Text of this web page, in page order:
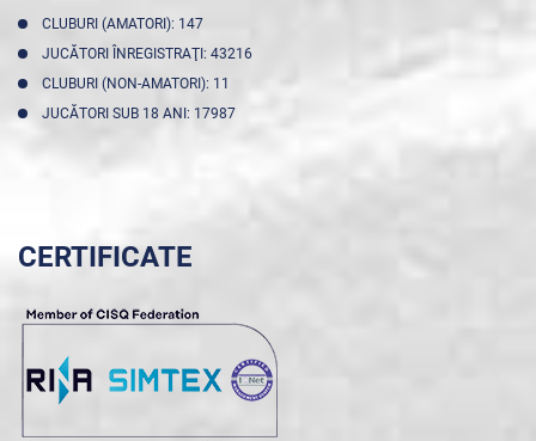
CLUBURI (AMATORI): 147
JUCĂTORI ÎNREGISTRAŢI: 43216
CLUBURI (NON-AMATORI): 11
JUCĂTORI SUB 18 ANI: 17987
CERTIFICATE